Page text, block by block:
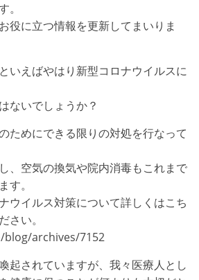
役に立つ情報を更新してまいりま
いえばやはり新型コロナウイルスに
ないでしょうか？
ためにできる限りの対処を行なって
、空気の換気や院内消毒もこれまで
す。
ウイルス対策について詳しくはこち
さい。
archives/7152
起されていますが、我々医療人とし